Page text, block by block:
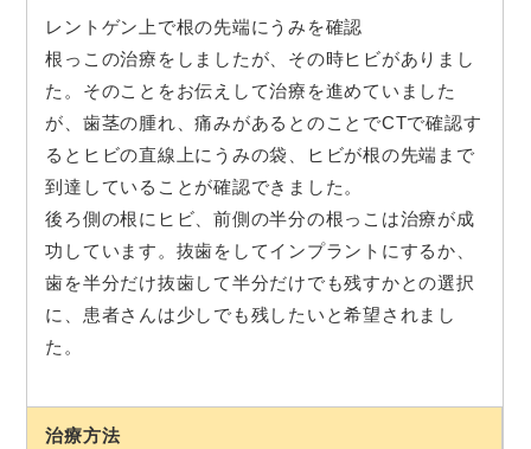
レントゲン上で根の先端にうみを確認
根っこの治療をしましたが、その時ヒビがありまし
た。そのことをお伝えして治療を進めていました
が、歯茎の腫れ、痛みがあるとのことでCTで確認す
るとヒビの直線上にうみの袋、ヒビが根の先端まで
到達していることが確認できました。
後ろ側の根にヒビ、前側の半分の根っこは治療が成
功しています。抜歯をしてインプラントにするか、
歯を半分だけ抜歯して半分だけでも残すかとの選択
に、患者さんは少しでも残したいと希望されまし
た。
治療方法